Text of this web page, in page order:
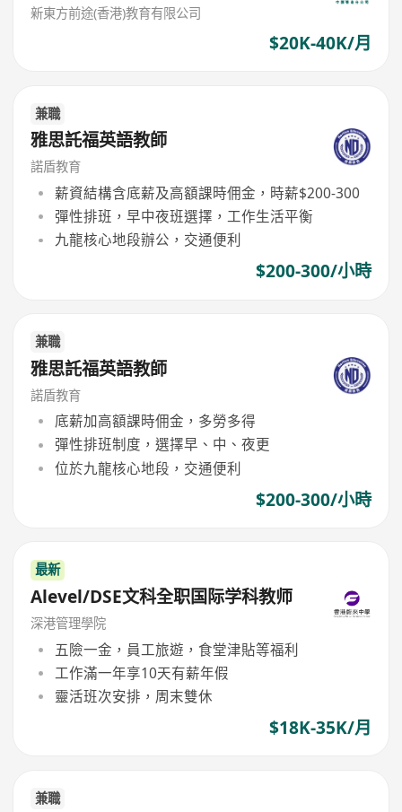
新東方前途(香港)教育有限公司
$20K-40K/月
兼職
雅思託福英語教師
諾盾教育
薪資結構含底薪及高額課時佣金，時薪$200-300
彈性排班，早中夜班選擇，工作生活平衡
九龍核心地段辦公，交通便利
$200-300/小時
兼職
雅思託福英語教師
諾盾教育
底薪加高額課時佣金，多勞多得
彈性排班制度，選擇早、中、夜更
位於九龍核心地段，交通便利
$200-300/小時
最新
Alevel/DSE文科全职国际学科教师
深港管理學院
五險一金，員工旅遊，食堂津貼等福利
工作滿一年享10天有薪年假
靈活班次安排，周末雙休
$18K-35K/月
兼職